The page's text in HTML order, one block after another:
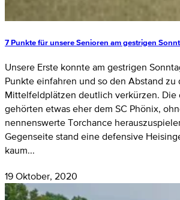
7 Punkte für unsere Senioren am gestrigen
Unsere Erste konnte am gestrigen
Punkte einfahren und so den Abstand zu
Mittelfeldplätzen deutlich verkürzen. Die
gehörten etwas eher dem SC Phönix,
nennenswerte Torchance
Gegenseite stand eine defensive
kaum...
19 Oktober, 2020